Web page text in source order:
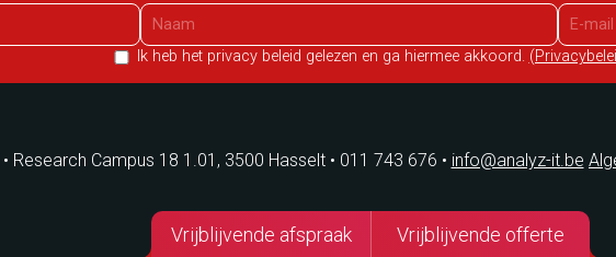
Vrijblijvende afspraak Vrijblijvende offerte
Ik heb het privacy beleid gelezen en ga hiermee akkoord.
• Research Campus 18 1.01, 3500 Hasselt • 011 743 676 • info@analyz-it.be